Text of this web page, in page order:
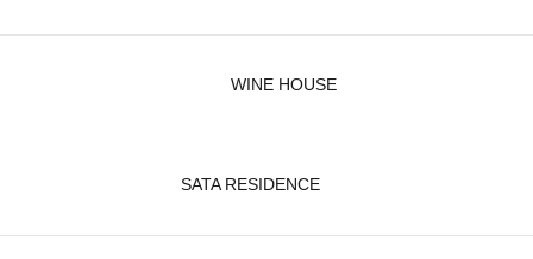
WINE HOUSE
SATA RESIDENCE